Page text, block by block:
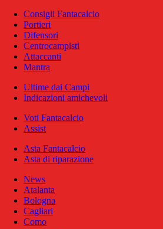
Consigli Fantacalcio
Portieri
Difensori
Centrocampisti
Attaccanti
Mantra
Ultime dai Campi
Indicazioni amichevoli
Voti Fantacalcio
Assist
Asta Fantacalcio
Asta di riparazione
News
Atalanta
Bologna
Cagliari
Como